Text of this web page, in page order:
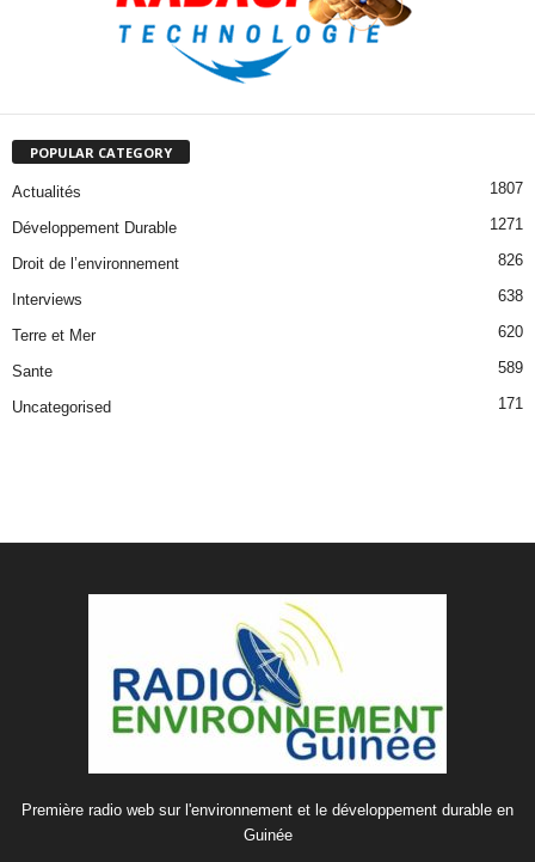
POPULAR CATEGORY
Actualités 1807
Développement Durable 1271
Droit de l’environnement 826
Interviews 638
Terre et Mer 620
Sante 589
Uncategorised 171
Première radio web sur l'environnement et le développement durable en
Guinée